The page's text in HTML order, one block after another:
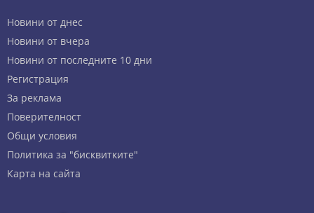
Новини от днес
Новини от вчера
Новини от последните 10 дни
Регистрация
За реклама
Πoвepитeлнocт
Общи условия
Политика за "бисквитките"
Карта на сайта